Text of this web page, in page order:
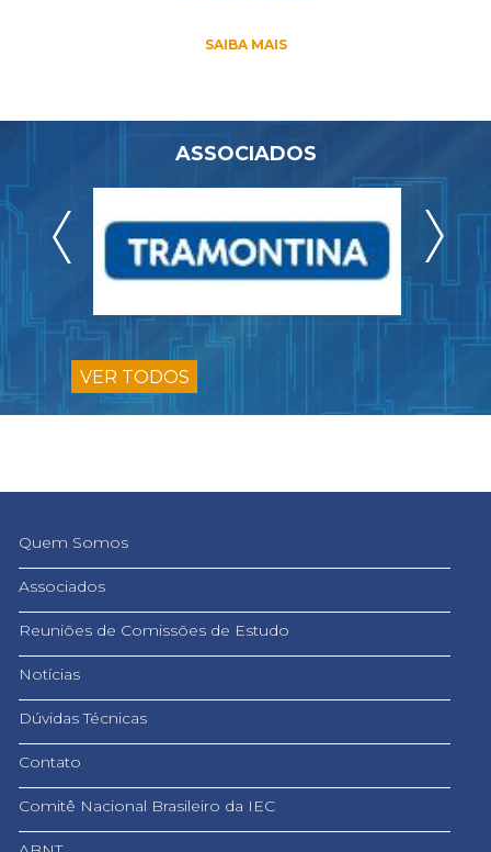
SAIBA MAIS
ASSOCIADOS
VER TODOS
Quem Somos
Associados
Reuniões de Comissões de Estudo
Notícias
Dúvidas Técnicas
Contato
Comitê Nacional Brasileiro da IEC